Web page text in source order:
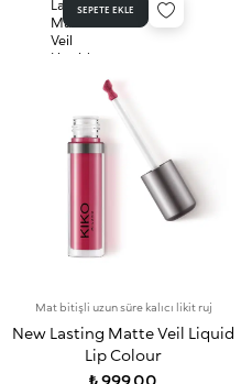
SEPETE EKLE
Mat bitişli uzun süre kalıcı likit ruj
New Lasting Matte Veil Liquid
Lip Colour
₺ 999,00